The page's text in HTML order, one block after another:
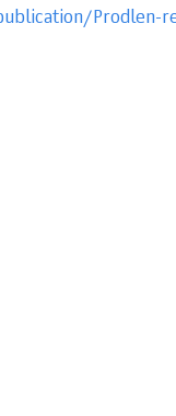
Prodlen-